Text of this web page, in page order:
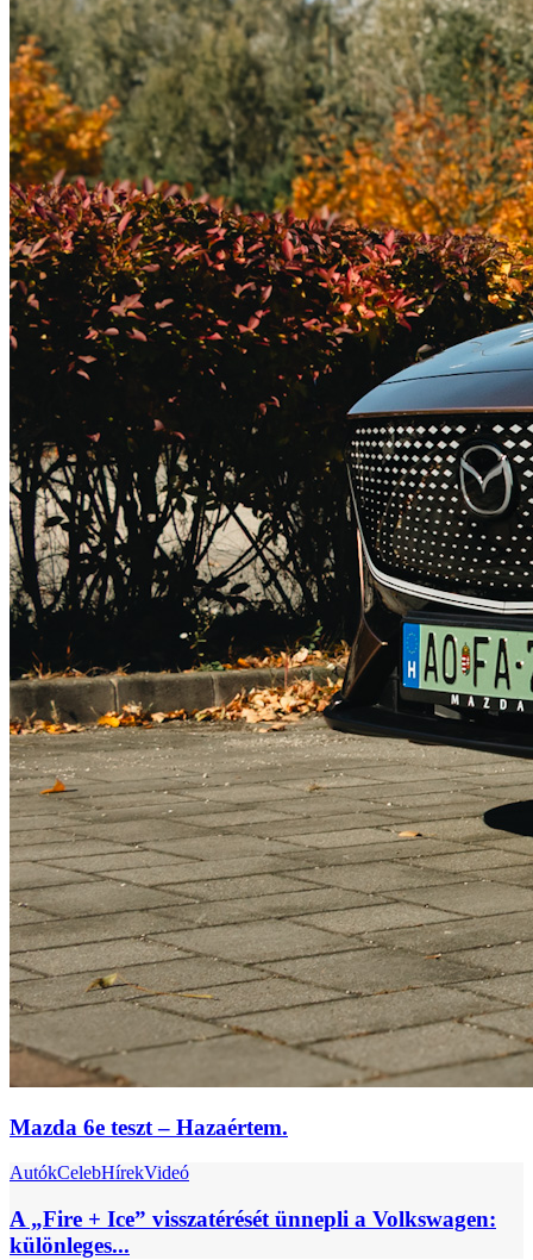
Mazda 6e teszt – Hazaértem.
AutókCelebHírekVideó
A „Fire + Ice” visszatérését ünnepli a Volkswagen:
különleges...